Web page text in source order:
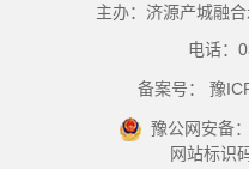
主办：济源产城融
电话：
备案号： 豫
豫公网安备
网站标识